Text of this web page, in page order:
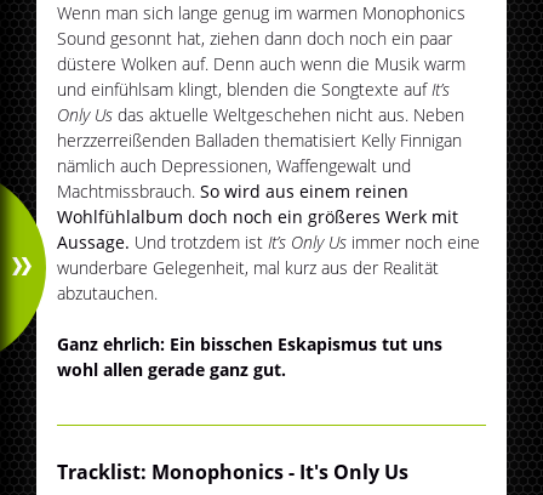
Wenn man sich lange genug im warmen Monophonics
Sound gesonnt hat, ziehen dann doch noch ein paar
düstere Wolken auf. Denn auch wenn die Musik warm
und einfühlsam klingt, blenden die Songtexte aufIt’s
Only Us das aktuelle Weltgeschehen nicht aus. Neben
herzzerreißenden Balladen thematisiert Kelly Finnigan
nämlich auch Depressionen, Waffengewalt und
Machtmissbrauch. So wird aus einem reinen
Wohlfühlalbum doch noch ein größeres Werk mit
Aussage. Und trotzdem istIt’s Only Us immer noch eine
wunderbare Gelegenheit, mal kurz aus der Realität
abzutauchen.
Ganz ehrlich: Ein bisschen Eskapismus tut uns
wohl allen gerade ganz gut.
Tracklist: Monophonics - It's Only Us